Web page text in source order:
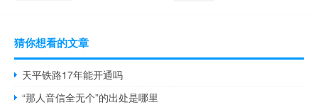
猜你想看的文章
天平铁路17年能开通吗
“那人音信全无个”的出处是哪里